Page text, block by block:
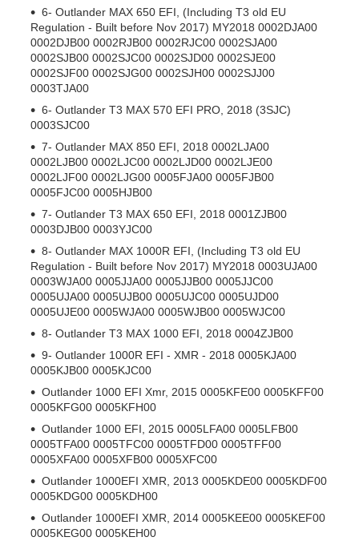
6- Outlander MAX 650 EFI, (Including T3 old EU
Regulation - Built before Nov 2017) MY2018 0002DJA00
0002DJB00 0002RJB00 0002RJC00 0002SJA00
0002SJB00 0002SJC00 0002SJD00 0002SJE00
0002SJF00 0002SJG00 0002SJH00 0002SJJ00
0003TJA00
6- Outlander T3 MAX 570 EFI PRO, 2018 (3SJC)
0003SJC00
7- Outlander MAX 850 EFI, 2018 0002LJA00
0002LJB00 0002LJC00 0002LJD00 0002LJE00
0002LJF00 0002LJG00 0005FJA00 0005FJB00
0005FJC00 0005HJB00
7- Outlander T3 MAX 650 EFI, 2018 0001ZJB00
0003DJB00 0003YJC00
8- Outlander MAX 1000R EFI, (Including T3 old EU
Regulation - Built before Nov 2017) MY2018 0003UJA00
0003WJA00 0005JJA00 0005JJB00 0005JJC00
0005UJA00 0005UJB00 0005UJC00 0005UJD00
0005UJE00 0005WJA00 0005WJB00 0005WJC00
8- Outlander T3 MAX 1000 EFI, 2018 0004ZJB00
9- Outlander 1000R EFI - XMR - 2018 0005KJA00
0005KJB00 0005KJC00
Outlander 1000 EFI Xmr, 2015 0005KFE00 0005KFF00
0005KFG00 0005KFH00
Outlander 1000 EFI, 2015 0005LFA00 0005LFB00
0005TFA00 0005TFC00 0005TFD00 0005TFF00
0005XFA00 0005XFB00 0005XFC00
Outlander 1000EFI XMR, 2013 0005KDE00 0005KDF00
0005KDG00 0005KDH00
Outlander 1000EFI XMR, 2014 0005KEE00 0005KEF00
0005KEG00 0005KEH00